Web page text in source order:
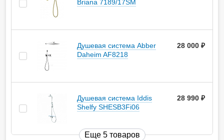
Briana 7189/17SM
Душевая система Abber
Daheim AF8218
28 000
Душевая система Iddis
Shelfy SHESB3Fi06
28 990
Еще 5 товаров